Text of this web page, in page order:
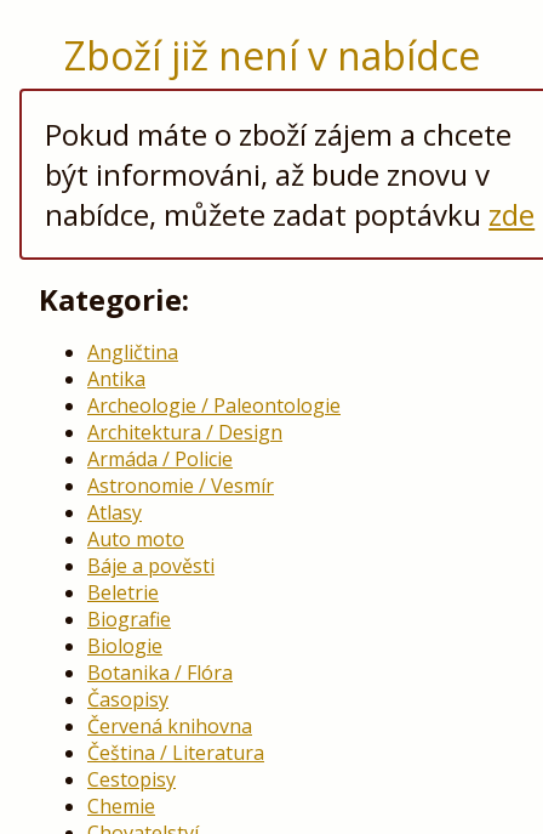
Zboží již není v nabídce
Pokud máte o zboží zájem a chcete
být informováni, až bude znovu v
nabídce, můžete zadat poptávku zde
Kategorie:
Angličtina
Antika
Archeologie / Paleontologie
Architektura / Design
Armáda / Policie
Astronomie / Vesmír
Atlasy
Auto moto
Báje a pověsti
Beletrie
Biografie
Biologie
Botanika / Flóra
Časopisy
Červená knihovna
Čeština / Literatura
Cestopisy
Chemie